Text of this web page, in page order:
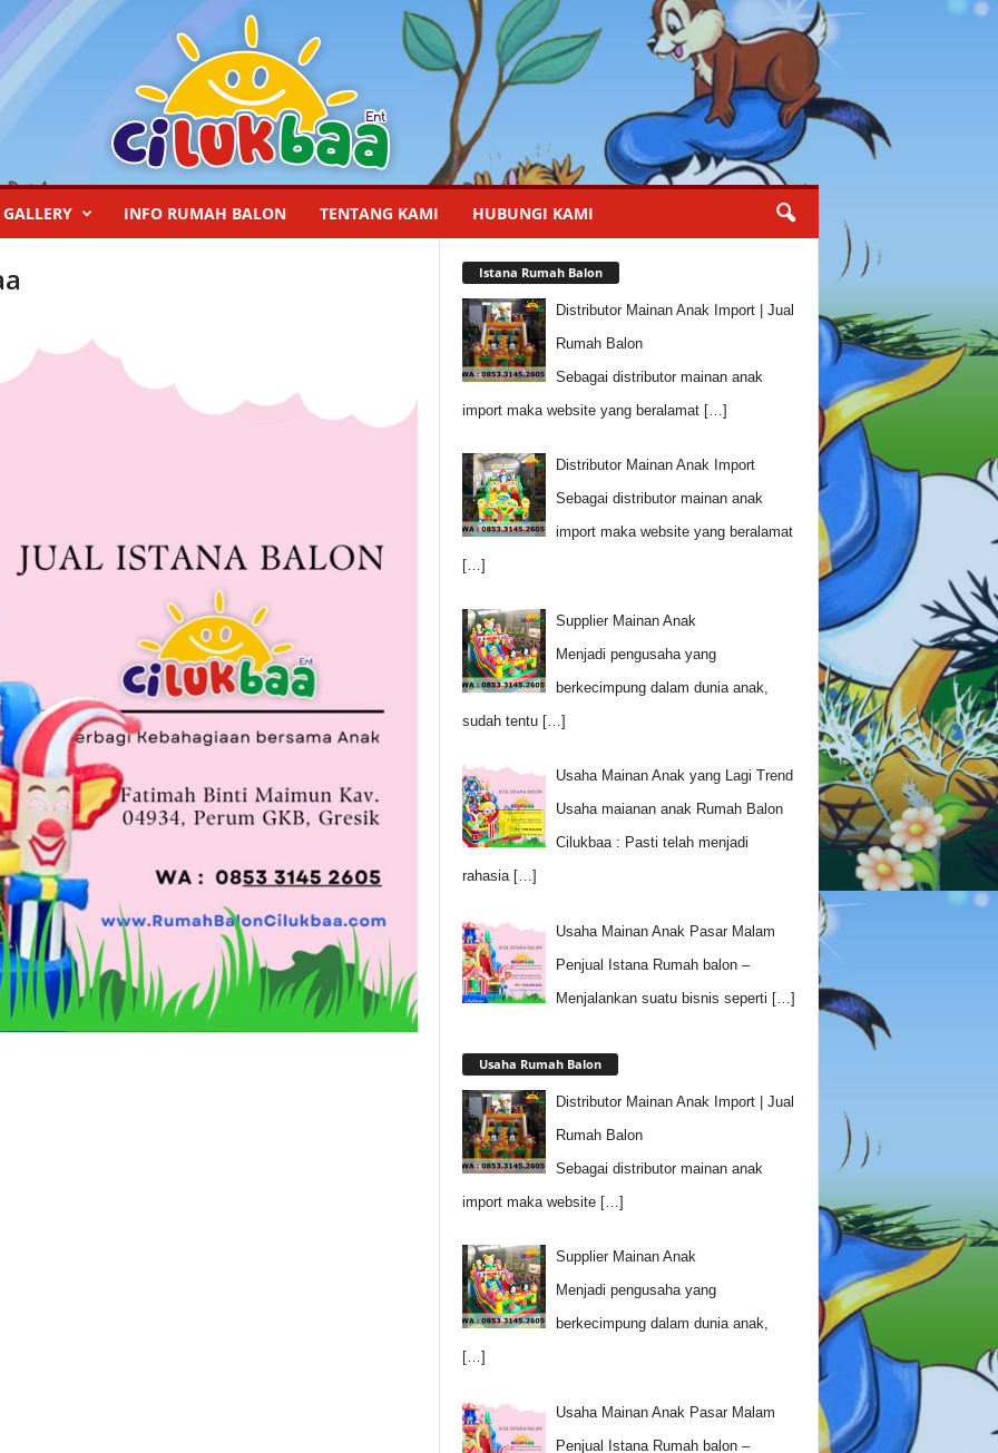
GALLERY INFO RUMAH BALON TENTANG KAMI HUBUNGI KAMI
Istana Rumah Balon
Distributor Mainan Anak Import | Jual
Rumah Balon
Sebagai distributor mainan anak
import maka website yang beralamat […]
Distributor Mainan Anak Import
Sebagai distributor mainan anak
import maka website yang beralamat
[…]
Supplier Mainan Anak
Menjadi pengusaha yang
berkecimpung dalam dunia anak,
sudah tentu […]
Usaha Mainan Anak yang Lagi Trend
Usaha maianan anak Rumah Balon
Cilukbaa : Pasti telah menjadi
rahasia […]
Usaha Mainan Anak Pasar Malam
Penjual Istana Rumah balon –
Menjalankan suatu bisnis seperti […]
Usaha Rumah Balon
Distributor Mainan Anak Import | Jual
Rumah Balon
Sebagai distributor mainan anak
import maka website […]
Supplier Mainan Anak
Menjadi pengusaha yang
berkecimpung dalam dunia anak,
[…]
Usaha Mainan Anak Pasar Malam
Penjual Istana Rumah balon –